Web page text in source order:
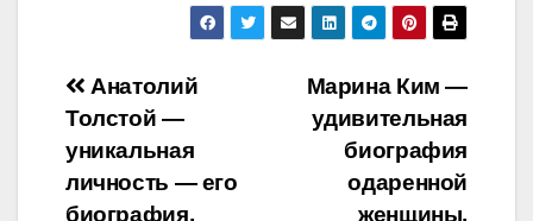
Навигация
по
записям
Марина Ким —
удивительная
биография
одаренной
женщины,
Анатолий
Толстой —
уникальная
личность — его
биография,